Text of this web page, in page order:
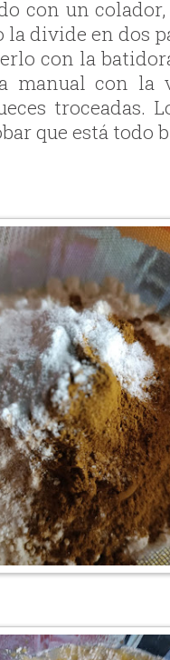
con un
la divide en dos
con la
manual con la
troceadas.
que está todo